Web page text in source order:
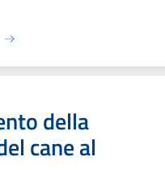
della
cane al